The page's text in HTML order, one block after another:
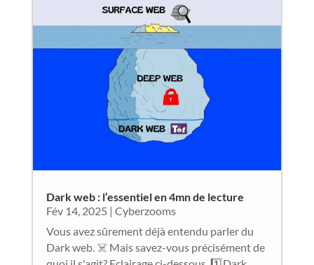
Dark web : l’essentiel en 4mn de lecture
Fév 14, 2025 | Cyberzooms
Vous avez sûrement déjà entendu parler du
Dark web. ☠️ Mais savez-vous précisément de